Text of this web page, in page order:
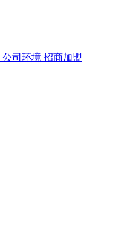
公司环境 招商加盟